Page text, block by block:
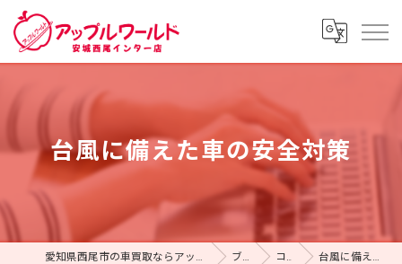
台風に備えた車の安全対策
愛知県西尾市の車買取ならアップルワールド 安城西尾インター店 ブログ コラム 台風に備えた車の安全対策